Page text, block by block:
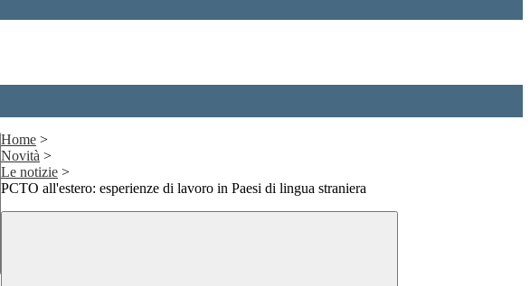
Home >
Novità >
Le notizie >
PCTO all'estero: esperienze di lavoro in Paesi di lingua straniera